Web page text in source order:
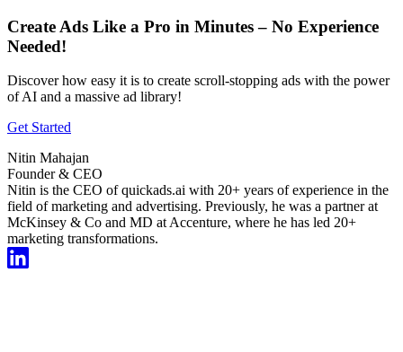
Create Ads Like a Pro in Minutes – No Experience
Needed!
Discover how easy it is to create scroll-stopping ads with the power
of AI and a massive ad library!
Get Started
Nitin Mahajan
Founder & CEO
Nitin is the CEO of quickads.ai with 20+ years of experience in the
field of marketing and advertising. Previously, he was a partner at
McKinsey & Co and MD at Accenture, where he has led 20+
marketing transformations.